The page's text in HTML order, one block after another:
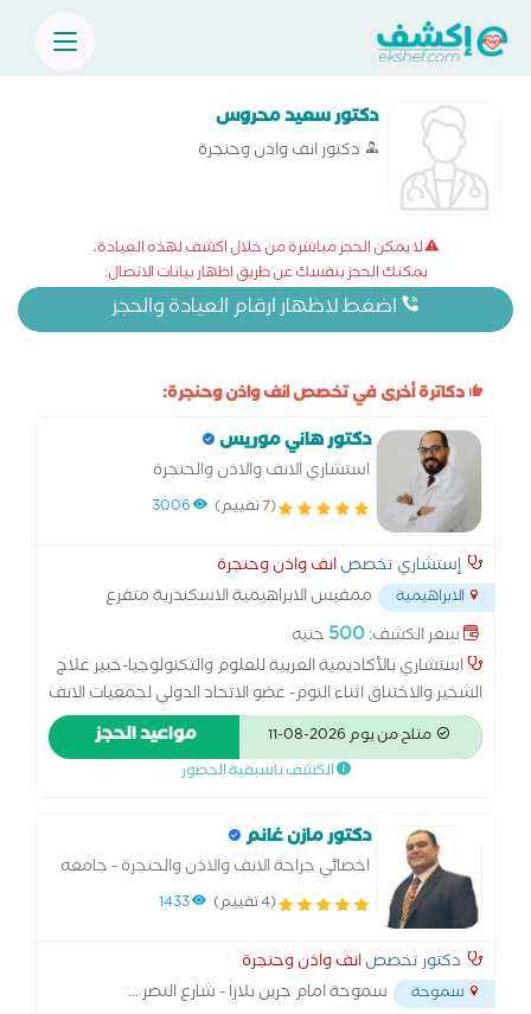
دكتور سعيد محروس
دكتور انف واذن وحنجرة
لا يمكن الحجز مباشرة من خلال اكشف لهذه العيادة،
يمكنك الحجز بنفسك عن طريق اظهار بيانات الاتصال:
اضغط لاظهار ارقام العيادة والحجز
دكاترة أخرى في تخصص انف واذن وحنجرة:
دكتور هاني موريس
استشاري الانف والاذن والحنجرة
(7 تقييم) 3006
إستشاري تخصصانف واذن وحنجرة
الابراهيمية
ممفيس الابراهيمية الاسكندرية متفرع
من اللاجيتيه...
سعر الكشف:500 جنيه
استشاري بالأكاديمية العربية للعلوم والتكنولوجيا-خبير علاج
الشخير والاختناق اثناء النوم- عضو الاتحاد الدولي لجمعيات الانف
والاذن والحنجرة- عضو جمعية جراحين الشخير المصرية- عضو
الجمعية المصرية لجراحة الانف والاذن والحنجرة
متاح من يوم 2026-08-11 مواعيد الحجز
الكشف باسبقية الحضور
دكتور مازن غانم
اخصائي جراحة الانف والاذن والحنجرة - جامعه
الاسكندرية
(4 تقييم) 1433
دكتور تخصصانف واذن وحنجرة
سموحة سموحة امام جرين بلازا - شارع النصر...